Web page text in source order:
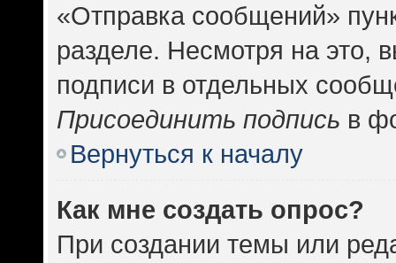
«Отправка сообщений»
разделе. Несмотря на это,
подписи в отдельных
Присоединить подпись в
Вернуться к началу
Как мне создать опрос?
При создании темы или